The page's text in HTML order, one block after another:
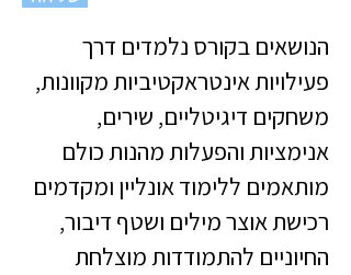
הנושאים בקורס נלמדים דרך
פעילויות אינטראקטיביות מקוונות,
משחקים דיגיטליים, שירים,
אנימציות והפעלות מהנות כולם
מותאמים ללימוד אונליין ומקדמים
רכישת אוצר מילים ושטף דיבור,
החיוניים להתמודדות מוצלחת